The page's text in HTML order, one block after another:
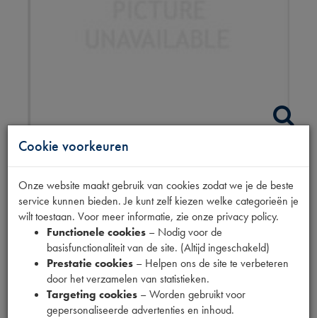
TRANSM. OLIE
75W80 MTF 4L
Fabrikant
Productnummer
1911192
Cookie voorkeuren
Onze website maakt gebruik van cookies zodat we je de beste
service kunnen bieden. Je kunt zelf kiezen welke categorieën je
wilt toestaan. Voor meer informatie, zie onze privacy policy.
Functionele cookies – Nodig voor de
basisfunctionaliteit van de site. (Altijd ingeschakeld)
Prestatie cookies – Helpen ons de site te verbeteren
door het verzamelen van statistieken.
Targeting cookies – Worden gebruikt voor
gepersonaliseerde advertenties en inhoud.